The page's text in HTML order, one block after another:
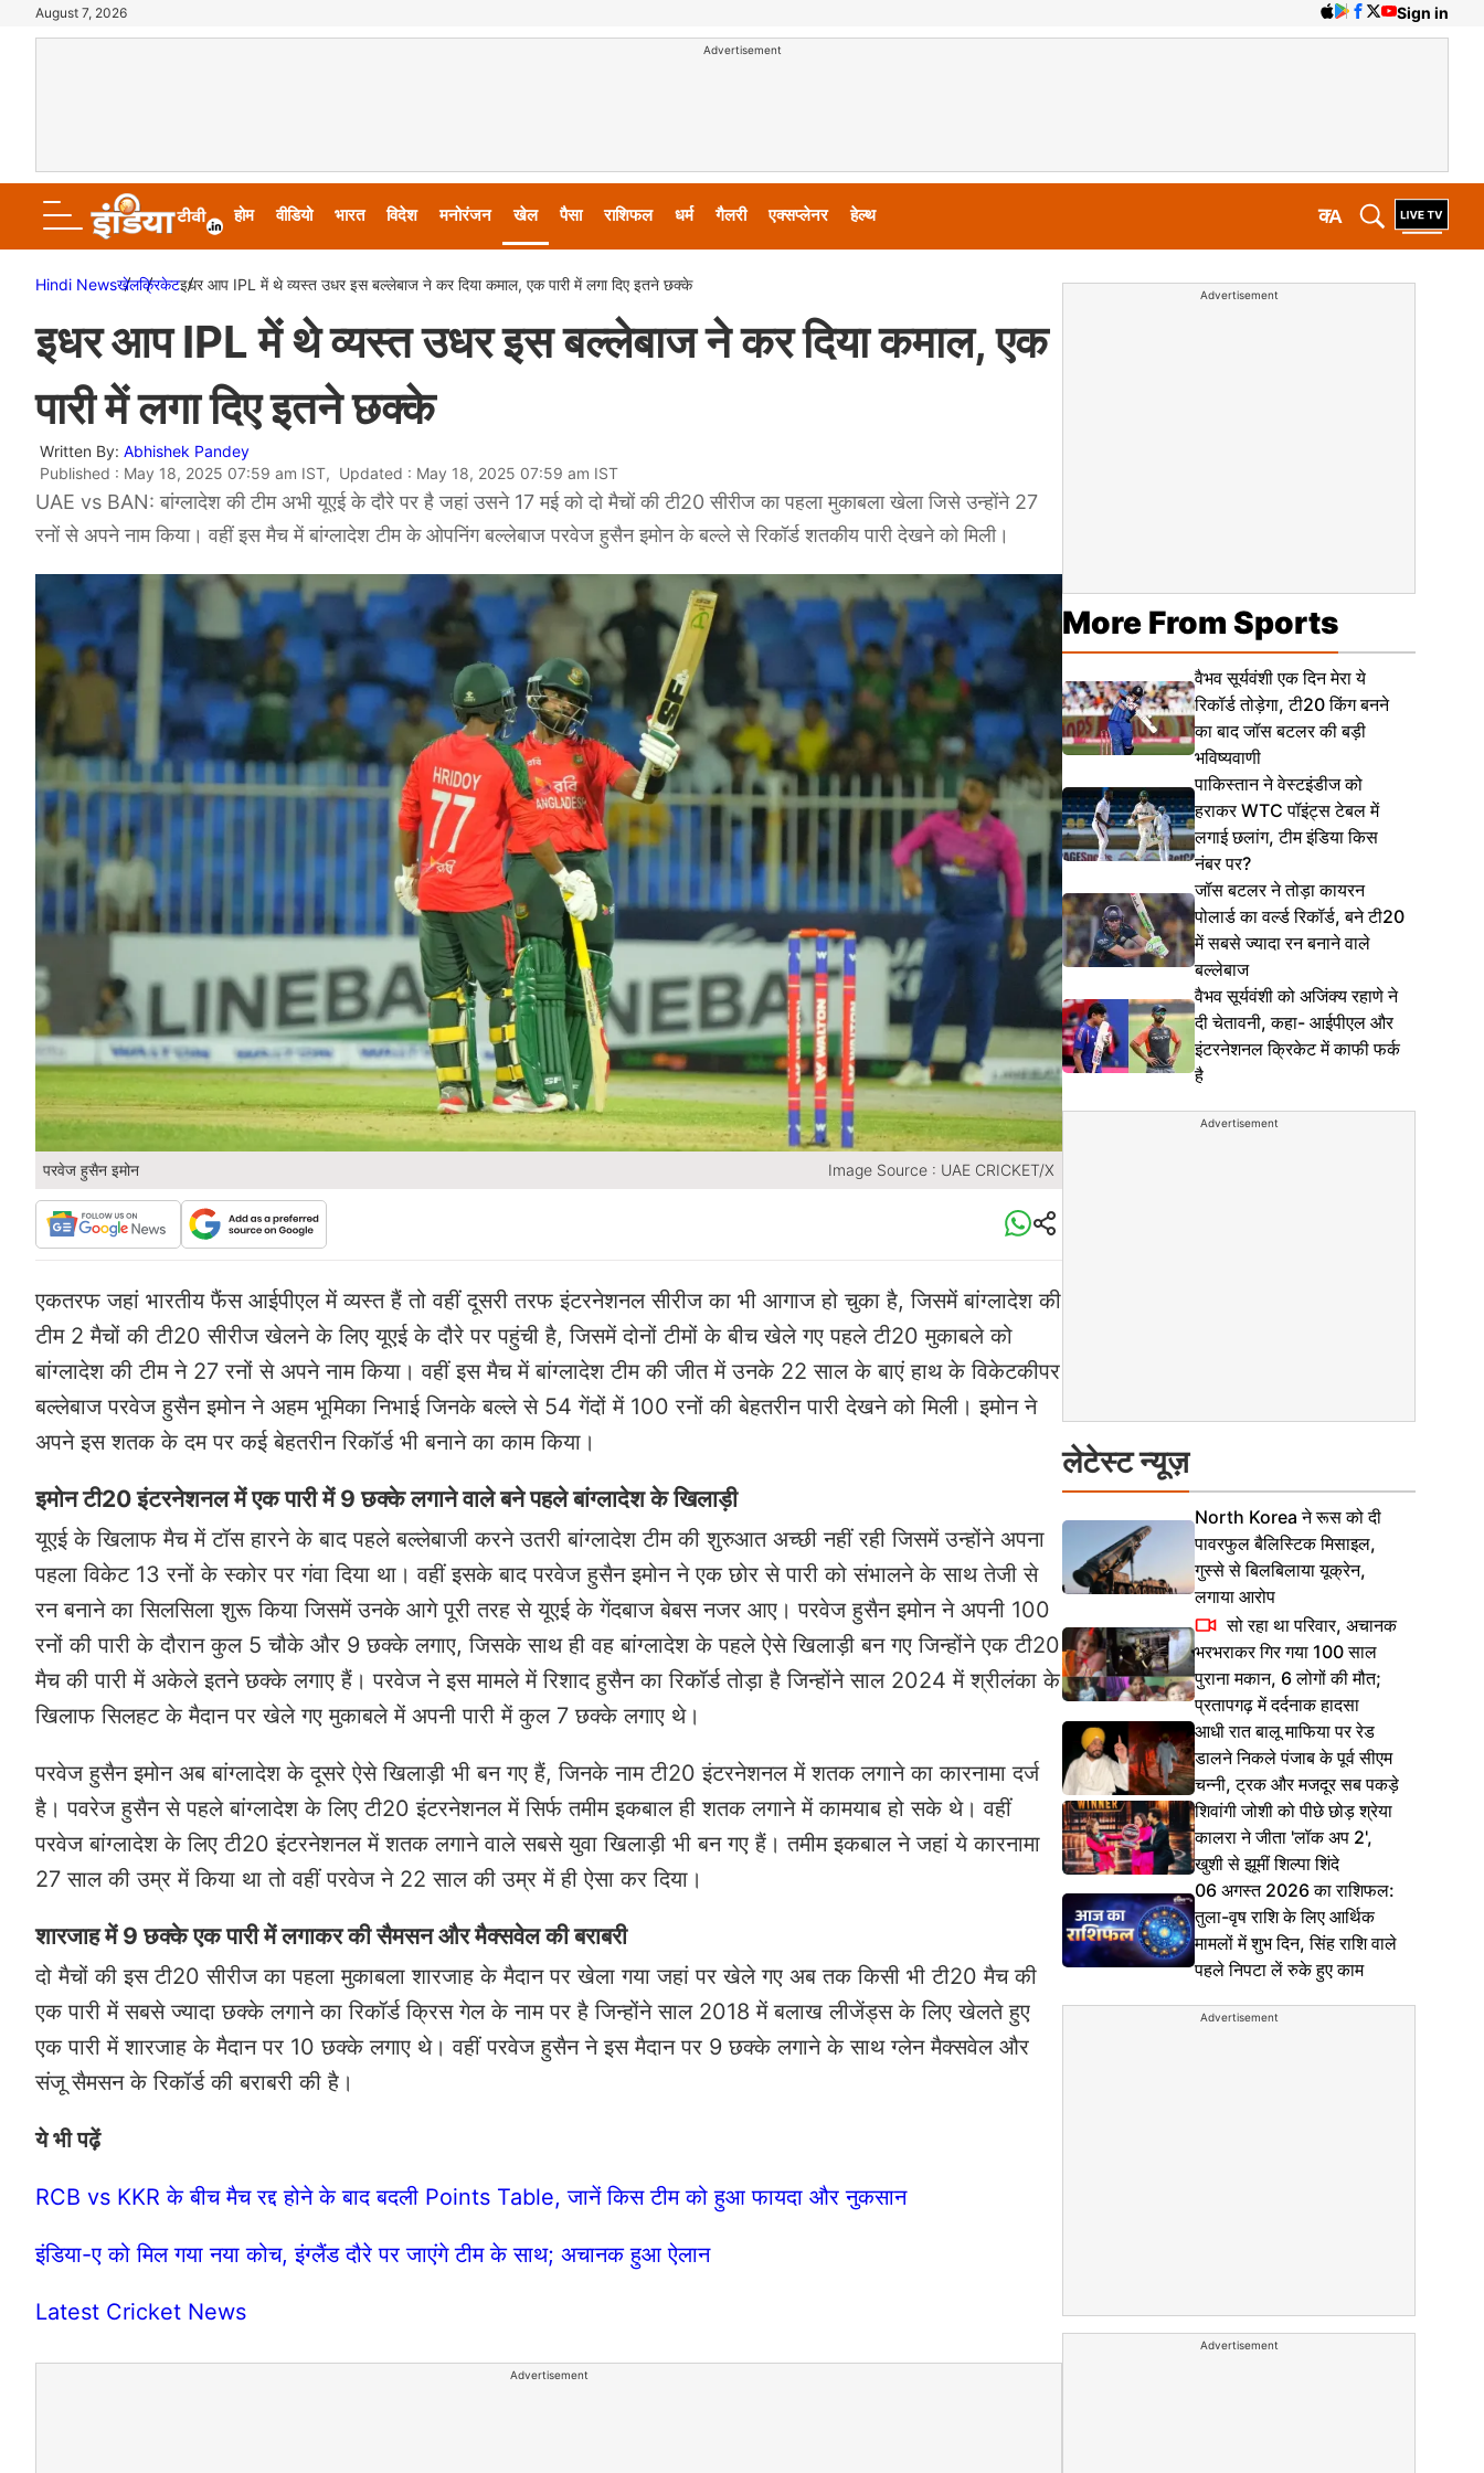
August 7, 2026 Sign in
Advertisement
होम वीडियो भारत विदेश मनोरंजन खेल पैसा राशिफल धर्म गैलरी एक्सप्लेनर हेल्थ A
क
Hindi Newsखेलक्रिकेटइधर आप IPL में थे व्यस्त उधर इस बल्लेबाज ने कर दिया कमाल, एक पारी में लगा दिए इतने छक्के
इधर आप IPL में थे व्यस्त उधर इस बल्लेबाज ने कर दिया कमाल, एक
पारी में लगा दिए इतने छक्के
Written By: Abhishek Pandey
Published : May 18, 2025 07:59 am IST, Updated : May 18, 2025 07:59 am IST
UAE vs BAN: बांग्लादेश की टीम अभी यूएई के दौरे पर है जहां उसने 17 मई को दो मैचों की टी20 सीरीज का पहला मुकाबला खेला जिसे उन्होंने 27
रनों से अपने नाम किया। वहीं इस मैच में बांग्लादेश टीम के ओपनिंग बल्लेबाज परवेज हुसैन इमोन के बल्ले से रिकॉर्ड शतकीय पारी देखने को मिली।
परवेज हुसैन इमोन Image Source : UAE CRICKET/X
एकतरफ जहां भारतीय फैंस आईपीएल में व्यस्त हैं तो वहीं दूसरी तरफ इंटरनेशनल सीरीज का भी आगाज हो चुका है, जिसमें बांग्लादेश की
टीम 2 मैचों की टी20 सीरीज खेलने के लिए यूएई के दौरे पर पहुंची है, जिसमें दोनों टीमों के बीच खेले गए पहले टी20 मुकाबले को
बांग्लादेश की टीम ने 27 रनों से अपने नाम किया। वहीं इस मैच में बांग्लादेश टीम की जीत में उनके 22 साल के बाएं हाथ के विकेटकीपर
बल्लेबाज परवेज हुसैन इमोन ने अहम भूमिका निभाई जिनके बल्ले से 54 गेंदों में 100 रनों की बेहतरीन पारी देखने को मिली। इमोन ने
अपने इस शतक के दम पर कई बेहतरीन रिकॉर्ड भी बनाने का काम किया।
इमोन टी20 इंटरनेशनल में एक पारी में 9 छक्के लगाने वाले बने पहले बांग्लादेश के खिलाड़ी
यूएई के खिलाफ मैच में टॉस हारने के बाद पहले बल्लेबाजी करने उतरी बांग्लादेश टीम की शुरुआत अच्छी नहीं रही जिसमें उन्होंने अपना
पहला विकेट 13 रनों के स्कोर पर गंवा दिया था। वहीं इसके बाद परवेज हुसैन इमोन ने एक छोर से पारी को संभालने के साथ तेजी से
रन बनाने का सिलसिला शुरू किया जिसमें उनके आगे पूरी तरह से यूएई के गेंदबाज बेबस नजर आए। परवेज हुसैन इमोन ने अपनी 100
रनों की पारी के दौरान कुल 5 चौके और 9 छक्के लगाए, जिसके साथ ही वह बांग्लादेश के पहले ऐसे खिलाड़ी बन गए जिन्होंने एक टी20
मैच की पारी में अकेले इतने छक्के लगाए हैं। परवेज ने इस मामले में रिशाद हुसैन का रिकॉर्ड तोड़ा है जिन्होंने साल 2024 में श्रीलंका के
खिलाफ सिलहट के मैदान पर खेले गए मुकाबले में अपनी पारी में कुल 7 छक्के लगाए थे।
परवेज हुसैन इमोन अब बांग्लादेश के दूसरे ऐसे खिलाड़ी भी बन गए हैं, जिनके नाम टी20 इंटरनेशनल में शतक लगाने का कारनामा दर्ज
है। पवरेज हुसैन से पहले बांग्लादेश के लिए टी20 इंटरनेशनल में सिर्फ तमीम इकबाल ही शतक लगाने में कामयाब हो सके थे। वहीं
परवेज बांग्लादेश के लिए टी20 इंटरनेशनल में शतक लगाने वाले सबसे युवा खिलाड़ी भी बन गए हैं। तमीम इकबाल ने जहां ये कारनामा
27 साल की उम्र में किया था तो वहीं परवेज ने 22 साल की उम्र में ही ऐसा कर दिया।
शारजाह में 9 छक्के एक पारी में लगाकर की सैमसन और मैक्सवेल की बराबरी
दो मैचों की इस टी20 सीरीज का पहला मुकाबला शारजाह के मैदान पर खेला गया जहां पर खेले गए अब तक किसी भी टी20 मैच की
एक पारी में सबसे ज्यादा छक्के लगाने का रिकॉर्ड क्रिस गेल के नाम पर है जिन्होंने साल 2018 में बलाख लीजेंड्स के लिए खेलते हुए
एक पारी में शारजाह के मैदान पर 10 छक्के लगाए थे। वहीं परवेज हुसैन ने इस मैदान पर 9 छक्के लगाने के साथ ग्लेन मैक्सवेल और
संजू सैमसन के रिकॉर्ड की बराबरी की है।
ये भी पढ़ें
RCB vs KKR के बीच मैच रद्द होने के बाद बदली Points Table, जानें किस टीम को हुआ फायदा और नुकसान
इंडिया-ए को मिल गया नया कोच, इंग्लैंड दौरे पर जाएंगे टीम के साथ; अचानक हुआ ऐलान
Latest Cricket News
Advertisement
Advertisement
More From Sports
वैभव सूर्यवंशी एक दिन मेरा ये
रिकॉर्ड तोड़ेगा, टी20 किंग बनने
का बाद जॉस बटलर की बड़ी
भविष्यवाणी
पाकिस्तान ने वेस्टइंडीज को
हराकर WTC पॉइंट्स टेबल में
लगाई छलांग, टीम इंडिया किस
नंबर पर?
जॉस बटलर ने तोड़ा कायरन
पोलार्ड का वर्ल्ड रिकॉर्ड, बने टी20
में सबसे ज्यादा रन बनाने वाले
बल्लेबाज
वैभव सूर्यवंशी को अजिंक्य रहाणे ने
दी चेतावनी, कहा- आईपीएल और
इंटरनेशनल क्रिकेट में काफी फर्क
है
Advertisement
लेटेस्ट न्यूज़
North Korea ने रूस को दी
पावरफुल बैलिस्टिक मिसाइल,
गुस्से से बिलबिलाया यूक्रेन,
लगाया आरोप
सो रहा था परिवार, अचानक
भरभराकर गिर गया 100 साल
पुराना मकान, 6 लोगों की मौत;
प्रतापगढ़ में दर्दनाक हादसा
आधी रात बालू माफिया पर रेड
डालने निकले पंजाब के पूर्व सीएम
चन्नी, ट्रक और मजदूर सब पकड़े
शिवांगी जोशी को पीछे छोड़ श्रेया
कालरा ने जीता 'लॉक अप 2',
खुशी से झूमीं शिल्पा शिंदे
06 अगस्त 2026 का राशिफल:
तुला-वृष राशि के लिए आर्थिक
मामलों में शुभ दिन, सिंह राशि वाले
पहले निपटा लें रुके हुए काम
Advertisement
Advertisement